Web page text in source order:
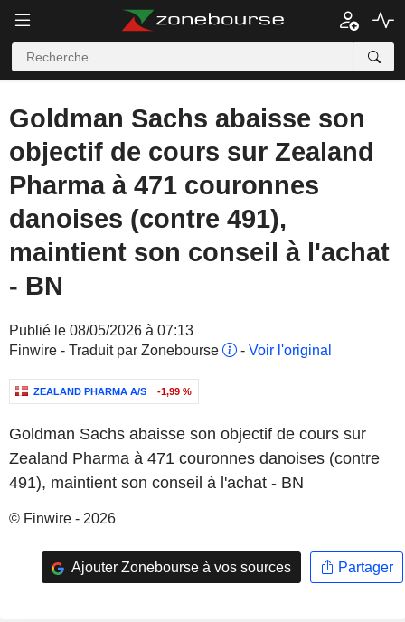
Goldman Sachs abaisse son
objectif de cours sur Zealand
Pharma à 471 couronnes
danoises (contre 491),
maintient son conseil à l'achat
- BN
Publié le 08/05/2026 à 07:13
Finwire - Traduit par Zonebourse
- Voir l'original
ZEALAND PHARMA A/S -1,99 %
Goldman Sachs abaisse son objectif de cours sur
Zealand Pharma à 471 couronnes danoises (contre
491), maintient son conseil à l'achat - BN
© Finwire - 2026
Ajouter Zonebourse à vos sources Partager